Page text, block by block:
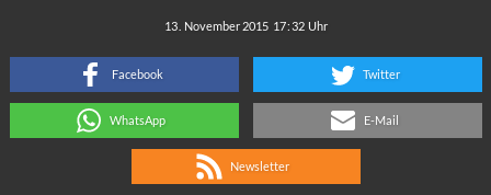
:
Facebook Twitter
WhatsApp E-Mail
Newsletter